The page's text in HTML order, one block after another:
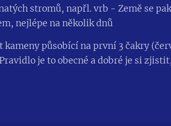
stromů, napřl. vrb - Země se
nejlépe na několik dnů
kameny působící na první 3 čakry
je to obecné a dobré je si